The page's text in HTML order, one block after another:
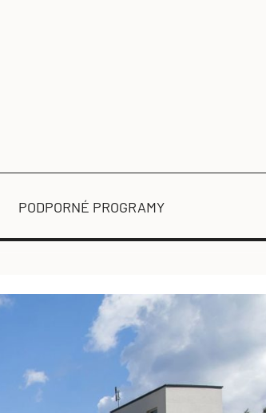
PODPORNÉ PROGRAMY